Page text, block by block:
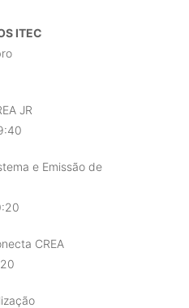
ITEC
JR
e Emissão de
CREA